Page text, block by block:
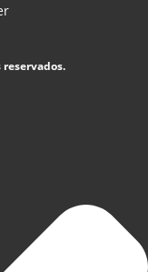
reservados.